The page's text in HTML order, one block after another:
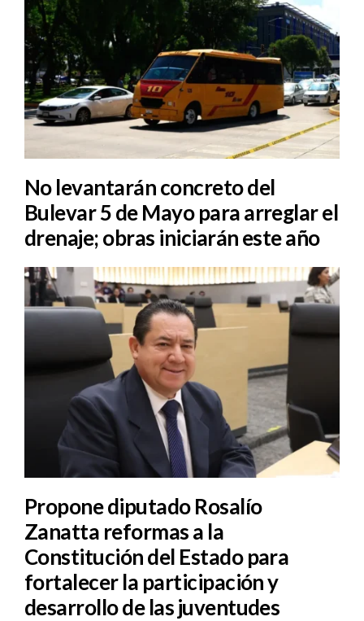
No levantarán concreto del
Bulevar 5 de Mayo para arreglar el
drenaje; obras iniciarán este año
Propone diputado Rosalío
Zanatta reformas a la
Constitución del Estado para
fortalecer la participación y
desarrollo de las juventudes